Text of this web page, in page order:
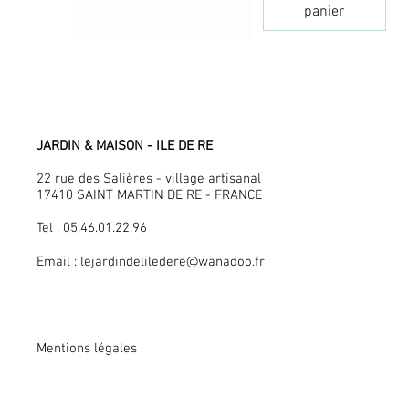
panier
JARDIN & MAISON - ILE DE RE
22 rue des Salières - village artisanal
17410 SAINT MARTIN DE RE - FRANCE
Tel . 05.46.01.22.96
Email : lejardindeliledere@wanadoo.fr
Mentions légales